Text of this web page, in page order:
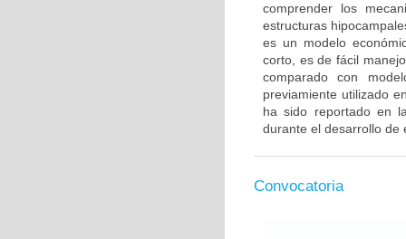
comprender los
estructuras
es un modelo
corto, es de fácil
comparado con
previamiente utilizado
ha sido reportado en
durante el desarrollo de
Convocatoria